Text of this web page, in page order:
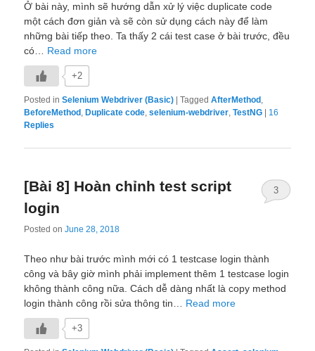
Ở bài này, mình sẽ hướng dẫn xử lý việc duplicate code
một cách đơn giản và sẽ còn sử dụng cách này để làm
những bài tiếp theo. Ta thấy 2 cái test case ở bài trước, đều
có… Read more
+2
Posted in Selenium Webdriver (Basic) |Tagged AfterMethod ,
BeforeMethod , Duplicate code,selenium-webdriver,TestNG
16
Replies
[Bài 8] Hoàn chỉnh test script
login
Posted onJune 28, 2018
3
Theo như bài trước mình mới có 1 testcase login thành
công và bây giờ mình phải implement thêm 1 testcase login
không thành công nữa. Cách dễ dàng nhất là copy method
login thành công rồi sửa thông tin… Read more
+3